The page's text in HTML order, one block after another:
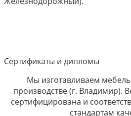
Сертификаты и дипломы
Мы изготавливаем
производстве (г. Владимир).
сертифицирована и
стандартам